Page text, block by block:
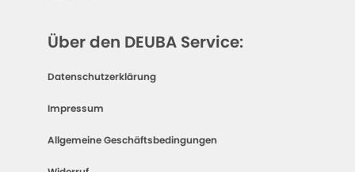
Über den DEUBA Service:
Datenschutzerklärung
Impressum
Allgemeine Geschäftsbedingungen